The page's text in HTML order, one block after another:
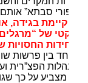
סבתא” אותם
בגידה, או
של “מרגלים”
החסויות שלא
בין פרשות
הפצ”רית ועד
מצביע על כך